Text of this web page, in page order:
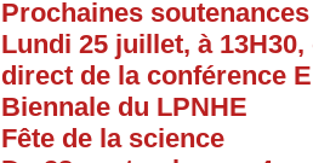
Prochaines
Lundi 25 juillet, à
direct de la conférence
Biennale du LPNHE
Fête de la science